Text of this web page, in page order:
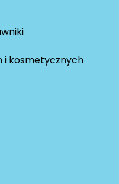
i kosmetycznych